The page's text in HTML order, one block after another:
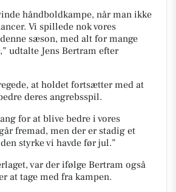
håndboldkampe, når man ikke
Vi spillede nok vores
sæson, med alt for mange
udtalte Jens Bertram efter
at holdet fortsætter med at
deres angrebsspil.
for at blive bedre i vores
fremad, men der er stadig et
styrke vi havde før jul.”
var der ifølge Bertram også
at tage med fra kampen.